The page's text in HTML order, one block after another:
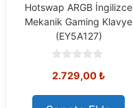
Hotswap ARGB İngilizce
Mekanik Gaming Klavye
(EY5A127)
o
t
2.729,00₺